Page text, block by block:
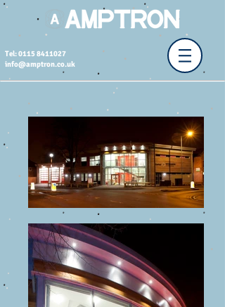
Tel: 0115 8411027
info@amptron.co.uk